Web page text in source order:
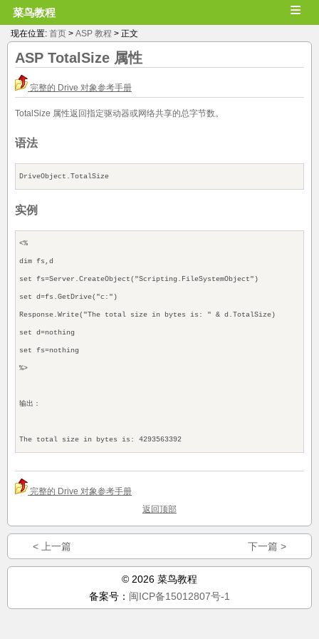
菜鸟教程 ≡
现在位置: 首页 > ASP 教程 > 正文
ASP TotalSize 属性
完整的 Drive 对象参考手册
TotalSize 属性返回指定驱动器或网络共享的总字节数。
语法
DriveObject.TotalSize
实例
<%
dim fs,d
set fs=Server.CreateObject("Scripting.FileSystemObject")
set d=fs.GetDrive("c:")
Response.Write("The total size in bytes is: " & d.TotalSize)
set d=nothing
set fs=nothing
%>
输出：
The total size in bytes is: 4293563392
完整的 Drive 对象参考手册
返回顶部
< 上一篇 下一篇 >
© 2026 菜鸟教程
备案号： 闽ICP备15012807号-1